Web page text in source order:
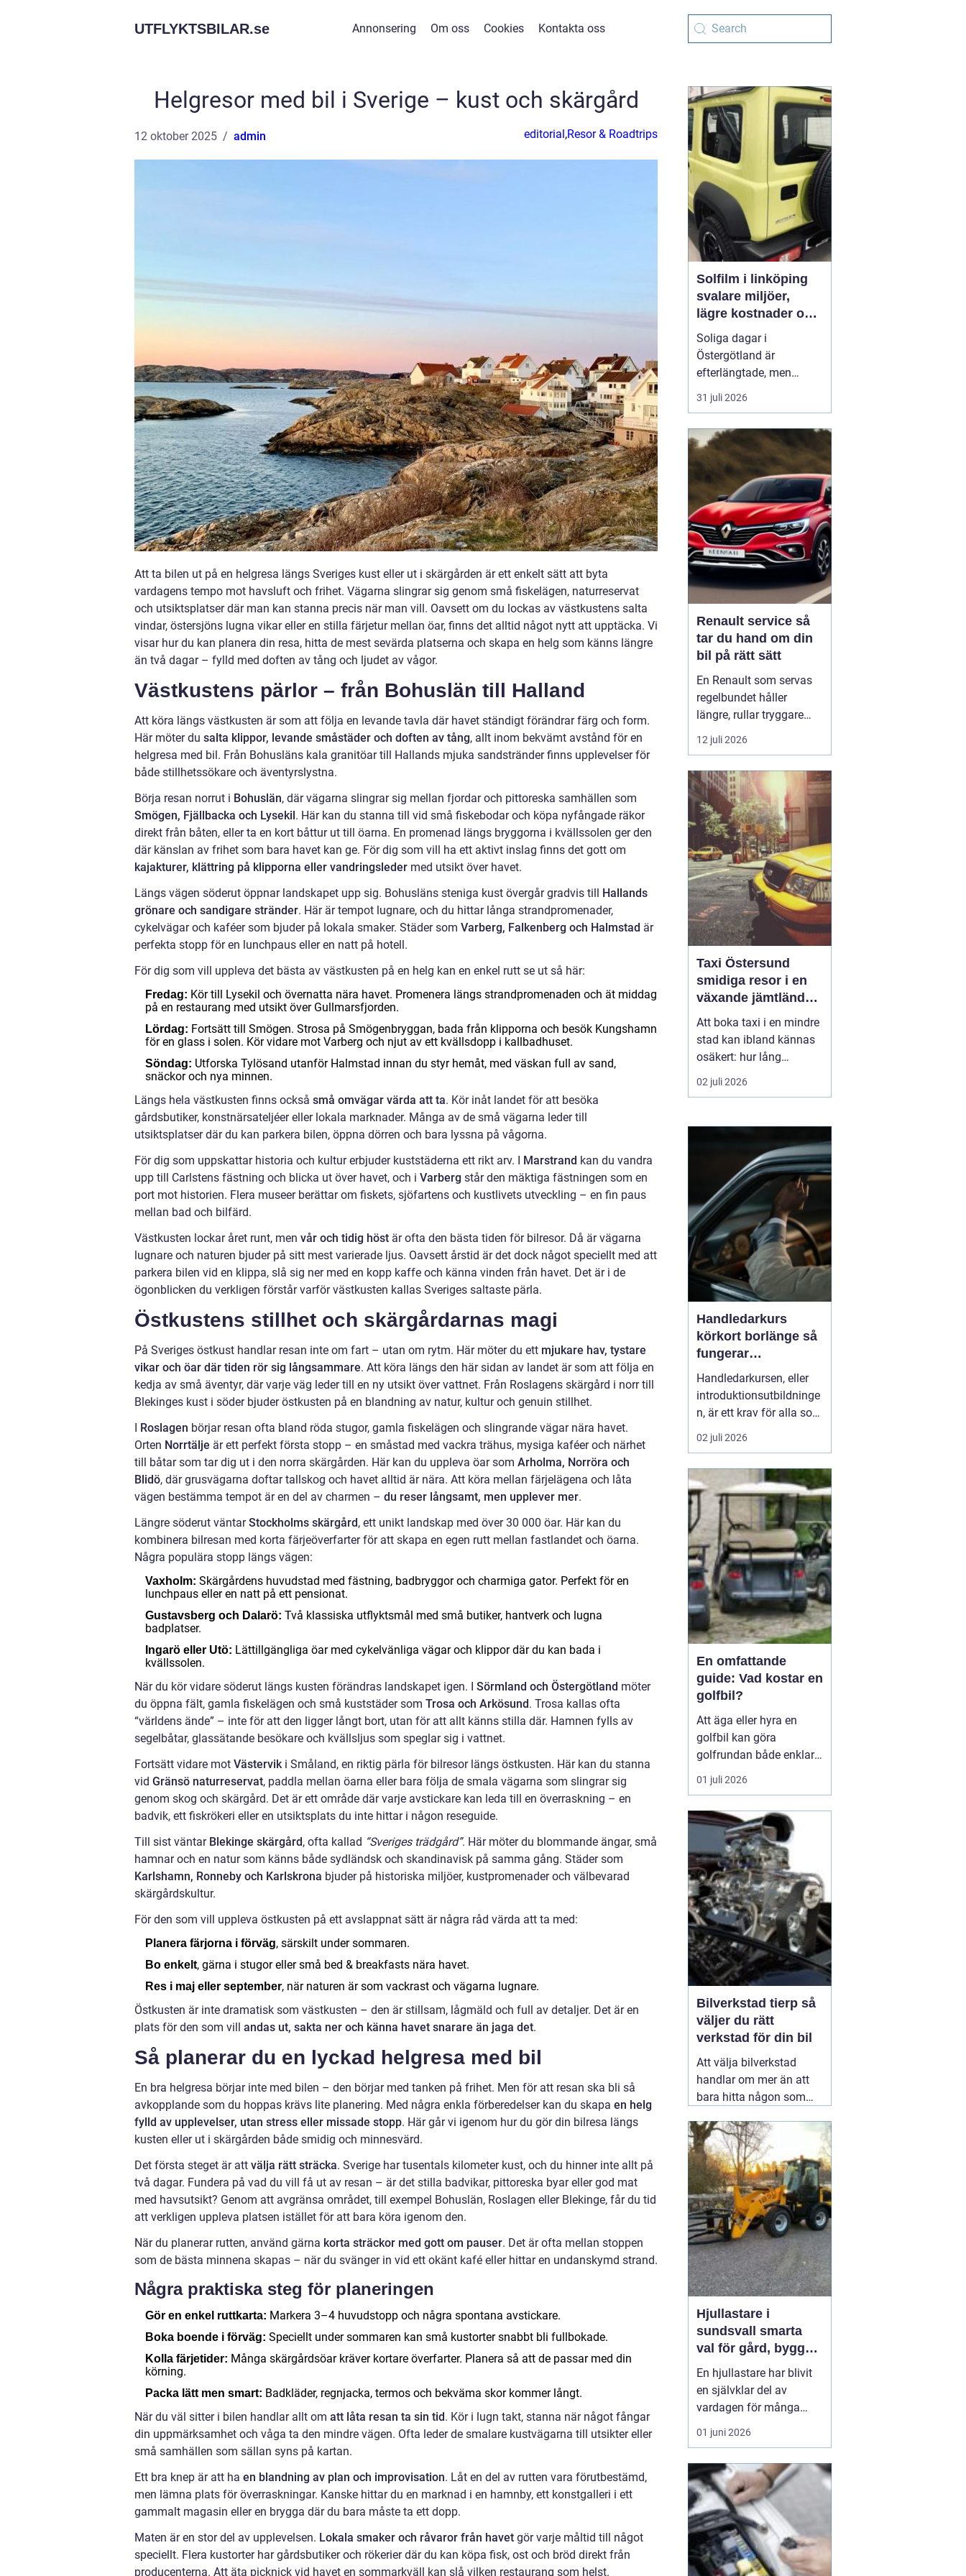
UTFLYKTSBILAR.se Annonsering Om oss Cookies Kontakta oss
Helgresor med bil i Sverige – kust och skärgård
12 oktober 2025 admin editorial,Resor & Roadtrips
Att ta bilen ut på en helgresa längs Sveriges kust eller ut i skärgården är ett enkelt sätt att byta
vardagens tempo mot havsluft och frihet. Vägarna slingrar sig genom små fiskelägen, naturreservat
och utsiktsplatser där man kan stanna precis när man vill. Oavsett om du lockas av västkustens salta
vindar, östersjöns lugna vikar eller en stilla färjetur mellan öar, finns det alltid något nytt att upptäcka. Vi
visar hur du kan planera din resa, hitta de mest sevärda platserna och skapa en helg som känns längre
än två dagar – fylld med doften av tång och ljudet av vågor.
Västkustens pärlor – från Bohuslän till Halland
Att köra längs västkusten är som att följa en levande tavla där havet ständigt förändrar färg och form.
Här möter du salta klippor, levande småstäder och doften av tång, allt inom bekvämt avstånd för en
helgresa med bil. Från Bohusläns kala granitöar till Hallands mjuka sandstränder finns upplevelser för
både stillhetssökare och äventyrslystna.
Börja resan norrut i Bohuslän, där vägarna slingrar sig mellan fjordar och pittoreska samhällen som
Smögen, Fjällbacka och Lysekil. Här kan du stanna till vid små fiskebodar och köpa nyfångade räkor
direkt från båten, eller ta en kort båttur ut till öarna. En promenad längs bryggorna i kvällssolen ger den
där känslan av frihet som bara havet kan ge. För dig som vill ha ett aktivt inslag finns det gott om
kajakturer, klättring på klipporna eller vandringsleder med utsikt över havet.
Längs vägen söderut öppnar landskapet upp sig. Bohusläns steniga kust övergår gradvis till Hallands
grönare och sandigare stränder. Här är tempot lugnare, och du hittar långa strandpromenader,
cykelvägar och kaféer som bjuder på lokala smaker. Städer som Varberg, Falkenberg och Halmstad är
perfekta stopp för en lunchpaus eller en natt på hotell.
För dig som vill uppleva det bästa av västkusten på en helg kan en enkel rutt se ut så här:
Fredag: Kör till Lysekil och övernatta nära havet. Promenera längs strandpromenaden och ät middag
på en restaurang med utsikt över Gullmarsfjorden.
Lördag: Fortsätt till Smögen. Strosa på Smögenbryggan, bada från klipporna och besök Kungshamn
för en glass i solen. Kör vidare mot Varberg och njut av ett kvällsdopp i kallbadhuset.
Söndag: Utforska Tylösand utanför Halmstad innan du styr hemåt, med väskan full av sand,
snäckor och nya minnen.
Längs hela västkusten finns också små omvägar värda att ta. Kör inåt landet för att besöka
gårdsbutiker, konstnärsateljéer eller lokala marknader. Många av de små vägarna leder till
utsiktsplatser där du kan parkera bilen, öppna dörren och bara lyssna på vågorna.
För dig som uppskattar historia och kultur erbjuder kuststäderna ett rikt arv. I Marstrand kan du vandra
upp till Carlstens fästning och blicka ut över havet, och i Varberg står den mäktiga fästningen som en
port mot historien. Flera museer berättar om fiskets, sjöfartens och kustlivets utveckling – en fin paus
mellan bad och bilfärd.
Västkusten lockar året runt, men vår och tidig höst är ofta den bästa tiden för bilresor. Då är vägarna
lugnare och naturen bjuder på sitt mest varierade ljus. Oavsett årstid är det dock något speciellt med att
parkera bilen vid en klippa, slå sig ner med en kopp kaffe och känna vinden från havet. Det är i de
ögonblicken du verkligen förstår varför västkusten kallas Sveriges saltaste pärla.
Östkustens stillhet och skärgårdarnas magi
På Sveriges östkust handlar resan inte om fart – utan om rytm. Här möter du ett mjukare hav, tystare
vikar och öar där tiden rör sig långsammare. Att köra längs den här sidan av landet är som att följa en
kedja av små äventyr, där varje väg leder till en ny utsikt över vattnet. Från Roslagens skärgård i norr till
Blekinges kust i söder bjuder östkusten på en blandning av natur, kultur och genuin stillhet.
I Roslagen börjar resan ofta bland röda stugor, gamla fiskelägen och slingrande vägar nära havet.
Orten Norrtälje är ett perfekt första stopp – en småstad med vackra trähus, mysiga kaféer och närhet
till båtar som tar dig ut i den norra skärgården. Här kan du uppleva öar som Arholma, Norröra och
Blidö, där grusvägarna doftar tallskog och havet alltid är nära. Att köra mellan färjelägena och låta
vägen bestämma tempot är en del av charmen – du reser långsamt, men upplever mer.
Längre söderut väntarStockholms skärgård, ett unikt landskap med över 30 000 öar. Här kan du
kombinera bilresan med korta färjeöverfarter för att skapa en egen rutt mellan fastlandet och öarna.
Några populära stopp längs vägen:
Vaxholm: Skärgårdens huvudstad med fästning, badbryggor och charmiga gator. Perfekt för en
lunchpaus eller en natt på ett pensionat.
Gustavsberg och Dalarö: Två klassiska utflyktsmål med små butiker, hantverk och lugna
badplatser.
Ingarö eller Utö: Lättillgängliga öar med cykelvänliga vägar och klippor där du kan bada i
kvällssolen.
När du kör vidare söderut längs kusten förändras landskapet igen. I Sörmland och Östergötland möter
du öppna fält, gamla fiskelägen och små kuststäder som Trosa och Arkösund. Trosa kallas ofta
“världens ände” – inte för att den ligger långt bort, utan för att allt känns stilla där. Hamnen fylls av
segelbåtar, glassätande besökare och kvällsljus som speglar sig i vattnet.
Fortsätt vidare mot Västerviki Småland, en riktig pärla för bilresor längs östkusten. Här kan du stanna
vid Gränsö naturreservat, paddla mellan öarna eller bara följa de smala vägarna som slingrar sig
genom skog och skärgård. Det är ett område där varje avstickare kan leda till en överraskning – en
badvik, ett fiskrökeri eller en utsiktsplats du inte hittar i någon reseguide.
Till sist väntar Blekinge skärgård, ofta kallad “Sveriges trädgård”. Här möter du blommande ängar, små
hamnar och en natur som känns både sydländsk och skandinavisk på samma gång. Städer som
Karlshamn, Ronneby och Karlskrona bjuder på historiska miljöer, kustpromenader och välbevarad
skärgårdskultur.
För den som vill uppleva östkusten på ett avslappnat sätt är några råd värda att ta med:
Planera färjorna i förväg, särskilt under sommaren.
Bo enkelt, gärna i stugor eller små bed & breakfasts nära havet.
Res i maj eller september, när naturen är som vackrast och vägarna lugnare.
Östkusten är inte dramatisk som västkusten – den är stillsam, lågmäld och full av detaljer. Det är en
plats för den som vill andas ut, sakta ner och känna havet snarare än jaga det.
Så planerar du en lyckad helgresa med bil
En bra helgresa börjar inte med bilen – den börjar med tanken på frihet. Men för att resan ska bli så
avkopplande som du hoppas krävs lite planering. Med några enkla förberedelser kan du skapa en helg
fylld av upplevelser, utan stress eller missade stopp. Här går vi igenom hur du gör din bilresa längs
kusten eller ut i skärgården både smidig och minnesvärd.
Det första steget är att välja rätt sträcka. Sverige har tusentals kilometer kust, och du hinner inte allt på
två dagar. Fundera på vad du vill få ut av resan – är det stilla badvikar, pittoreska byar eller god mat
med havsutsikt? Genom att avgränsa området, till exempel Bohuslän, Roslagen eller Blekinge, får du tid
att verkligen uppleva platsen istället för att bara köra igenom den.
När du planerar rutten, använd gärna korta sträckor med gott om pauser. Det är ofta mellan stoppen
som de bästa minnena skapas – när du svänger in vid ett okänt kafé eller hittar en undanskymd strand.
Några praktiska steg för planeringen
Gör en enkel ruttkarta: Markera 3–4 huvudstopp och några spontana avstickare.
Boka boende i förväg: Speciellt under sommaren kan små kustorter snabbt bli fullbokade.
Kolla färjetider: Många skärgårdsöar kräver kortare överfarter. Planera så att de passar med din
körning.
Packa lätt men smart: Badkläder, regnjacka, termos och bekväma skor kommer långt.
När du väl sitter i bilen handlar allt om att låta resan ta sin tid. Kör i lugn takt, stanna när något fångar
din uppmärksamhet och våga ta den mindre vägen. Ofta leder de smalare kustvägarna till utsikter eller
små samhällen som sällan syns på kartan.
Ett bra knep är att ha en blandning av plan och improvisation. Låt en del av rutten vara förutbestämd,
men lämna plats för överraskningar. Kanske hittar du en marknad i en hamnby, ett konstgalleri i ett
gammalt magasin eller en brygga där du bara måste ta ett dopp.
Maten är en stor del av upplevelsen. Lokala smaker och råvaror från havet gör varje måltid till något
speciellt. Flera kustorter har gårdsbutiker och rökerier där du kan köpa fisk, ost och bröd direkt från
producenterna. Att äta picknick vid havet en sommarkväll kan slå vilken restaurang som helst.
Solfilm i linköping
svalare miljöer,
lägre kostnader och
bättre komfort
Soliga dagar i
Östergötland är
efterlängtade, men
många i Linköping
märker snabbt hur
bostad eller på kontoret.
Stora glaspartier,
pendling på E4:an och
öppna kontorslandskap
gör att solen både
bländar, värmer och
sliter på in...
31 juli 2026
Renault service så
tar du hand om din
bil på rätt sätt
En Renault som servas
regelbundet håller
längre, rullar tryggare
och blir billigare att äga
över tid. Många bilägare
mellan
verkstadsbesöken, ofta
för att de ser service
som en ren kostnad. I
praktiken fungerar
service mer som e...
12 juli 2026
Taxi Östersund
smidiga resor i en
växande jämtländsk
stad
Att boka taxi i en mindre
stad kan ibland kännas
osäkert: hur lång
väntetid blir det, vad
kostar resan och går det
kommer i tid? I
taximarknaden
utvecklats snabbt de
senaste åren, med nya
aktörer, modernare bilar
o...
02 juli 2026
Handledarkurs
körkort borlänge så
fungerar
introduktionsutbildn
ingen
Handledarkursen, eller
introduktionsutbildninge
n, är ett krav för alla som
vill övningsköra privat
med personbil. För
Borlänge är kursen
första mötet med
körkortsutbildningen.
Rätt utbildning ger både
tryggare övningskörning,
...
02 juli 2026
En omfattande
guide: Vad kostar en
golfbil?
Att äga eller hyra en
golfbil kan göra
golfrundan både enklare
och mer njutbar. Priset
på en golfbil varierar
modell, drivtyp,
utrustning och om bilen
är ny eller begagnad. För
den som vill i...
01 juli 2026
Bilverkstad tierp så
väljer du rätt
verkstad för din bil
Att välja bilverkstad
handlar om mer än att
bara hitta någon som
bromsar. För många är
bilen avgörande i
vardagen för jobb,
hämtningar, resor och
trygghet. En genomtänkt
service hos01 juni 2026
Hjullastare i
sundsvall smarta
val för gård, bygg
och entreprenad
En hjullastare har blivit
en självklar del av
vardagen för många
lantbrukare,
entreprenörer och
Sundsvall. Maskinen
ersätter flera andra
redskap, sparar tid och
minskar den fysiska
belastningen. När
behoven handlar om
01 juni 2026